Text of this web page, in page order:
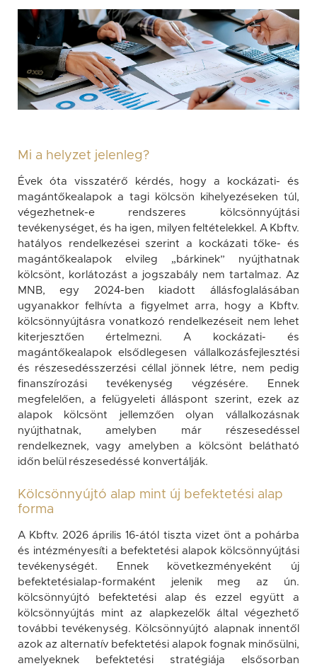
Mi a helyzet jelenleg?
Évek óta visszatérő kérdés, hogy a kockázati- és
magántőkealapok a tagi kölcsön kihelyezéseken túl,
végezhetnek-e rendszeres kölcsönnyújtási
tevékenységet, és ha igen, milyen feltételekkel. A Kbftv.
hatályos rendelkezései szerint a kockázati tőke- és
magántőkealapok elvileg „bárkinek” nyújthatnak
kölcsönt, korlátozást a jogszabály nem tartalmaz. Az
MNB, egy 2024-ben kiadott állásfoglalásában
ugyanakkor felhívta a figyelmet arra, hogy a Kbftv.
kölcsönnyújtásra vonatkozó rendelkezéseit nem lehet
kiterjesztően értelmezni. A kockázati- és
magántőkealapok elsődlegesen vállalkozásfejlesztési
és részesedésszerzési céllal jönnek létre, nem pedig
finanszírozási tevékenység végzésére. Ennek
megfelelően, a felügyeleti álláspont szerint, ezek az
alapok kölcsönt jellemzően olyan vállalkozásnak
nyújthatnak, amelyben már részesedéssel
rendelkeznek, vagy amelyben a kölcsönt belátható
időn belül részesedéssé konvertálják.
Kölcsönnyújtó alap mint új befektetési alap
forma
A Kbftv. 2026 április 16-ától tiszta vizet önt a pohárba
és intézményesíti a befektetési alapok kölcsönnyújtási
tevékenységét. Ennek következményeként új
befektetésialap-formaként jelenik meg az ún.
kölcsönnyújtó befektetési alap és ezzel együtt a
kölcsönnyújtás mint az alapkezelők által végezhető
további tevékenység. Kölcsönnyújtó alapnak innentől
azok az alternatív befektetési alapok fognak minősülni,
amelyeknek befektetési stratégiája elsősorban